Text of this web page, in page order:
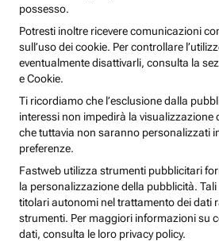
possesso.
Potresti inoltre ricevere comunicazioni
sull’uso dei cookie. Per controllare
eventualmente disattivarli, consulta la
e Cookie.
Ti ricordiamo che l’esclusione dalla
interessi non impedirà la visualizzazione
che tuttavia non saranno personalizzati
preferenze.
Fastweb utilizza strumenti pubblicitari
la personalizzazione della pubblicità.
titolari autonomi nel trattamento dei dati
strumenti. Per maggiori informazioni su
dati, consulta le loro privacy policy.